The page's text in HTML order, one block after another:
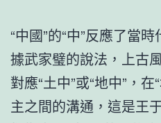
“中國”的“中”反應了當
據武家璧的說法，上古
對應“土中”或“地中”，
主之間的溝通，這是王